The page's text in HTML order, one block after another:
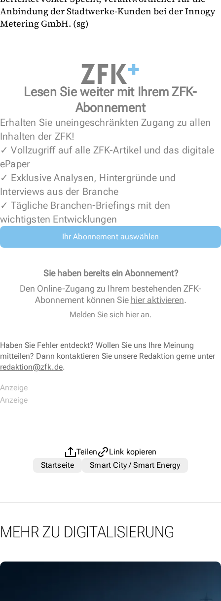
Anbindung der Stadtwerke-Kunden bei der Innogy
Metering GmbH. (sg)
Lesen Sie weiter mit Ihrem ZFK-
Abonnement
Erhalten Sie uneingeschränkten Zugang zu allen
Inhalten der ZFK!
✓ Vollzugriff auf alle ZFK-Artikel und das digitale
ePaper
✓ Exklusive Analysen, Hintergründe und
Interviews aus der Branche
✓ Tägliche Branchen-Briefings mit den
wichtigsten Entwicklungen
Ihr Abonnement auswählen
Sie haben bereits ein Abonnement?
Den Online-Zugang zu Ihrem bestehenden ZFK-
Abonnement können Sie hier aktivieren.
Melden Sie sich hier an.
Haben Sie Fehler entdeckt? Wollen Sie uns Ihre Meinung
mitteilen? Dann kontaktieren Sie unsere Redaktion gerne unter
redaktion@zfk.de.
Teilen
Link kopieren
Startseite
Smart City / Smart Energy
MEHR ZU DIGITALISIERUNG